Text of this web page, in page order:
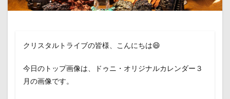
クリスタルトライブの皆様、こんにちは😄
今日のトップ画像は、ドゥニ・オリジナルカレンダー３
月の画像です。